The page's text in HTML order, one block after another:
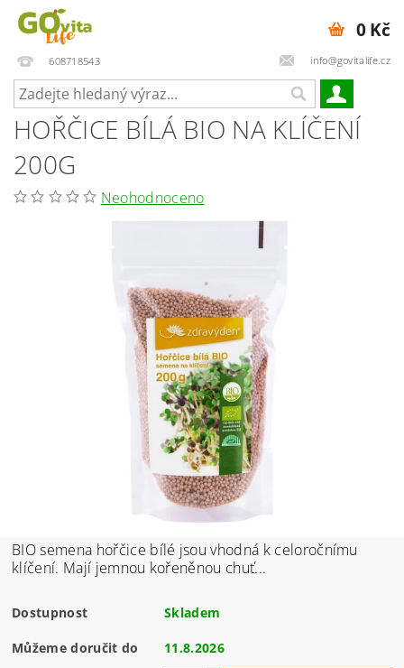
608718543 info@govitalife.cz
0 Kč
HOŘČICE BÍLÁ BIO NA KLÍČENÍ
200G
Neohodnoceno
BIO semena hořčice bílé jsou vhodná k celoročnímu
klíčení. Mají jemnou kořeněnou chuť...
Dostupnost Skladem
Můžeme doručit do 11.8.2026